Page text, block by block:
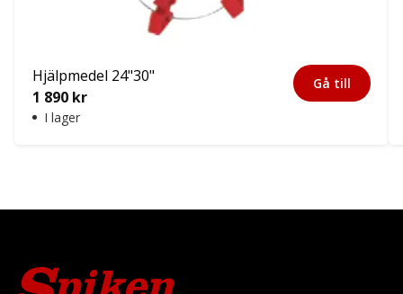
Hjälpmedel 24"30"
1 890 kr
I lager
Gå till